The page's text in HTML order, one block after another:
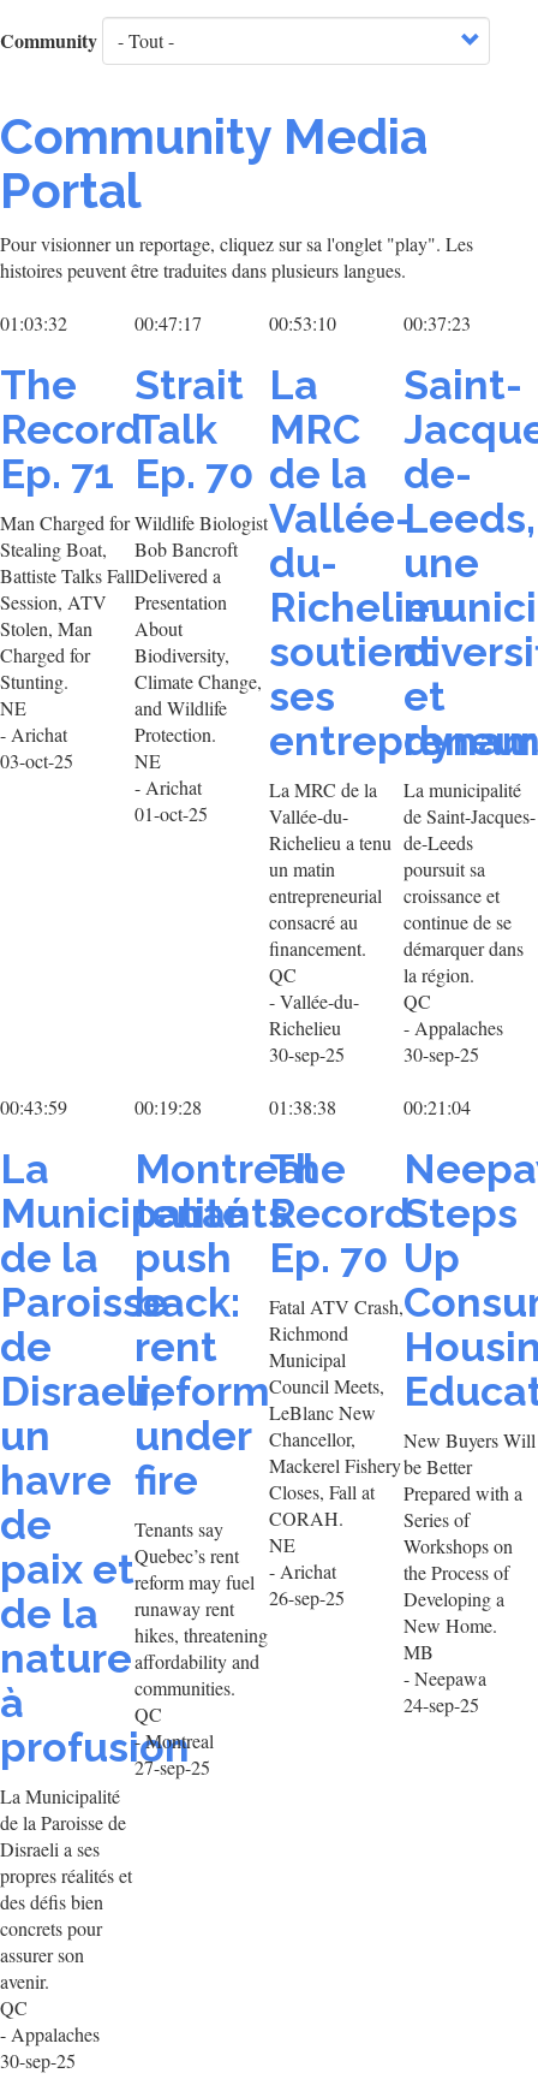
Community
Community Media
Portal
Pour visionner un reportage, cliquez sur sa l'onglet "play". Les
histoires peuvent être traduites dans plusieurs langues.
01:03:32
The
Record
Ep. 71
Man Charged for
Stealing Boat,
Battiste Talks Fall
Session, ATV
Stolen, Man
Charged for
Stunting.
NE
- Arichat
03-oct-25
00:47:17
Strait
Talk
Ep. 70
Wildlife Biologist
Bob Bancroft
Delivered a
Presentation
About
Biodiversity,
Climate Change,
and Wildlife
Protection.
NE
- Arichat
01-oct-25
00:53:10
La
MRC
de la
Vallée-
du-
Richelieu
soutient
ses
La MRC de la
Vallée-du-
Richelieu a tenu
un matin
entrepreneurial
consacré au
financement.
QC
- Vallée-du-
Richelieu
30-sep-25
00:37:23
Saint-
de-
Leeds,
une
et
La municipalité
de Saint-Jacques-
de-Leeds
poursuit sa
croissance et
continue de se
démarquer dans
la région.
QC
- Appalaches
30-sep-25
00:43:59
La
Municipalité
de la
Paroisse
de
Disraeli,
un
havre
de
paix et
de la
nature
à
profusion
La Municipalité
de la Paroisse de
Disraeli a ses
propres réalités et
des défis bien
concrets pour
assurer son
avenir.
QC
- Appalaches
30-sep-25
00:19:28
Montreal
tenants
push
back:
rent
reform
under
fire
Tenants say
Quebec’s rent
reform may fuel
runaway rent
hikes, threatening
affordability and
communities.
QC
- Montreal
27-sep-25
01:38:38
The
Record
Ep. 70
Fatal ATV Crash,
Richmond
Municipal
Council Meets,
LeBlanc New
Chancellor,
Mackerel Fishery
Closes, Fall at
CORAH.
NE
- Arichat
26-sep-25
00:21:04
Steps
Up
New Buyers Will
be Better
Prepared with a
Series of
Workshops on
the Process of
Developing a
New Home.
MB
- Neepawa
24-sep-25